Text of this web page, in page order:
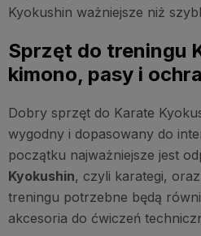
Kyokushin ważniejsze niż
Sprzęt do treningu
kimono, pasy i
Dobry sprzęt do Karate
wygodny i dopasowany do
początku najważniejsze jest
Kyokushin, czyli karategi,
treningu potrzebne będą
akcesoria do ćwiczeń